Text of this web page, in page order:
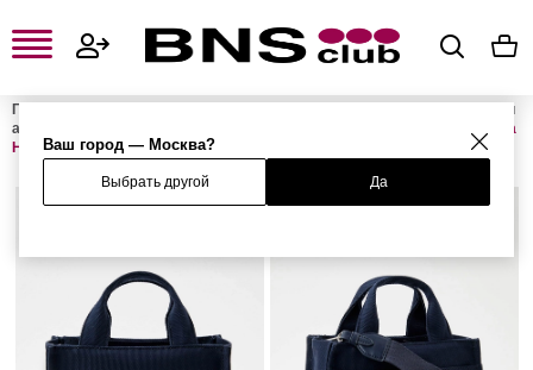
Ваш город — Москва?
Выбрать другой Да
Главная
Женские сумки и
аксессуары
Сумка
HADLEE